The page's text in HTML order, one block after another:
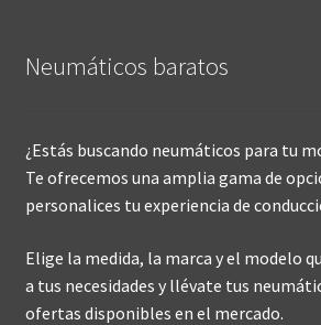
Neumáticos baratos
¿Estás buscando neumáticos para tu
Te ofrecemos una amplia gama de
personalices tu experiencia de
Elige la medida, la marca y el modelo
a tus necesidades y llévate tus
ofertas disponibles en el mercado.